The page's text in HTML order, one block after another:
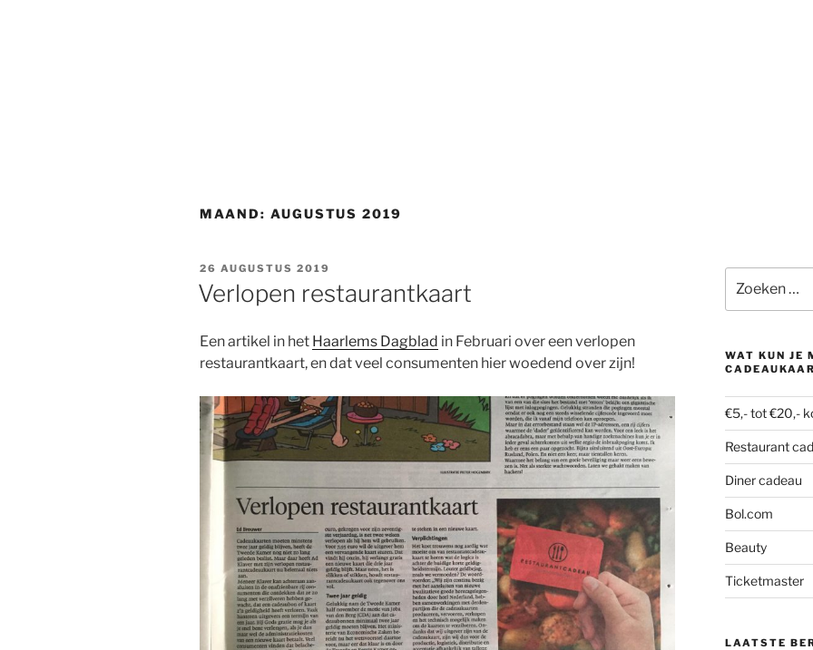
MAAND: AUGUSTUS 2019
GEPLAATST
OP
26 AUGUSTUS 2019
Verlopen restaurantkaart
Een artikel in het Haarlems Dagblad in Februari over een verlopen
restaurantkaart, en dat veel consumenten hier woedend over zijn!
naar:
WAT KUN JE
€5,- tot €20,-
Restaurant
Diner cadeau
Bol.com
Beauty
Ticketmaster
LAATSTE